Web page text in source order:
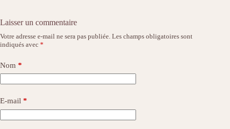
Laisser un commentaire
Votre adresse e-mail ne sera pas publiée. Les champs obligatoires sont
indiqués avec *
Nom *
E-mail *